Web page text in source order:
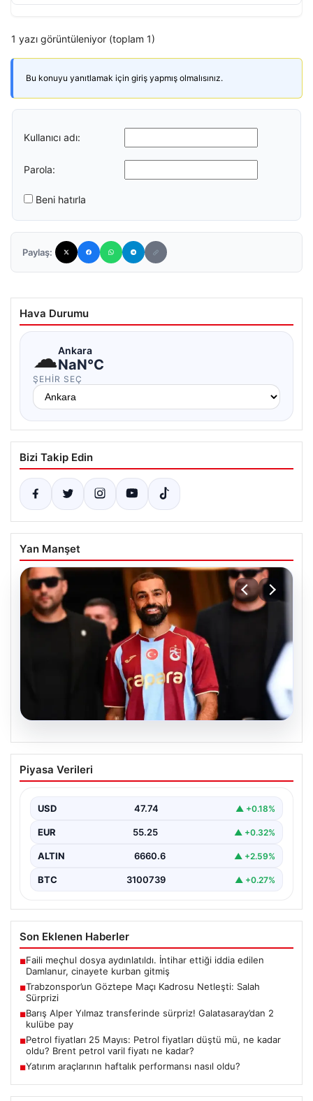
1 yazı görüntüleniyor (toplam 1)
Bu konuyu yanıtlamak için giriş yapmış olmalısınız.
Kullanıcı adı:
Parola:
Beni hatırla
Paylaş:
Hava Durumu
☁Ankara
NaN°C
ŞEHIR SEÇ
Bizi Takip Edin
Yan Manşet
07.08.2026
Trabzonspor’un Göztepe Maçı Kadrosu
Netleşti: Salah Sürprizi
veda edeceği jübile maçında yarın akşam kozlarını
paylaşacak.…
Piyasa Verileri
USD 47.74 ▲ +0.18%
EUR 55.25 ▲ +0.32%
ALTIN 6660.6 ▲ +2.59%
BTC 3100739 ▲ +0.27%
Son Eklenen Haberler
■Faili meçhul dosya aydınlatıldı. İntihar ettiği iddia edilen
Damlanur, cinayete kurban gitmiş
■Trabzonspor’un Göztepe Maçı Kadrosu Netleşti: Salah
Sürprizi
■Barış Alper Yılmaz transferinde sürpriz! Galatasaray’dan 2
kulübe pay
■Petrol fiyatları 25 Mayıs: Petrol fiyatları düştü mü, ne kadar
oldu? Brent petrol varil fiyatı ne kadar?
■Yatırım araçlarının haftalık performansı nasıl oldu?